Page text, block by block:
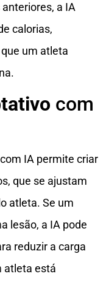
a IA
calorias,
um atleta
com
IA permite criar
que se ajustam
atleta. Se um
lesão, a IA pode
reduzir a carga
atleta está